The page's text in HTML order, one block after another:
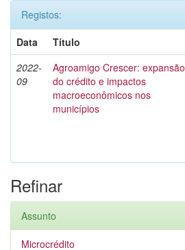
Registos:
Data
Título
2022-
09
Agroamigo Crescer: expansão
do crédito e impactos
macroeconômicos nos
municípios
Refinar
Assunto
Microcrédito